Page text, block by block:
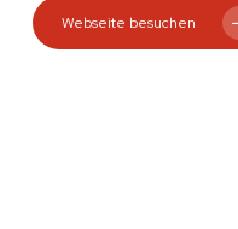
Webseite besuchen